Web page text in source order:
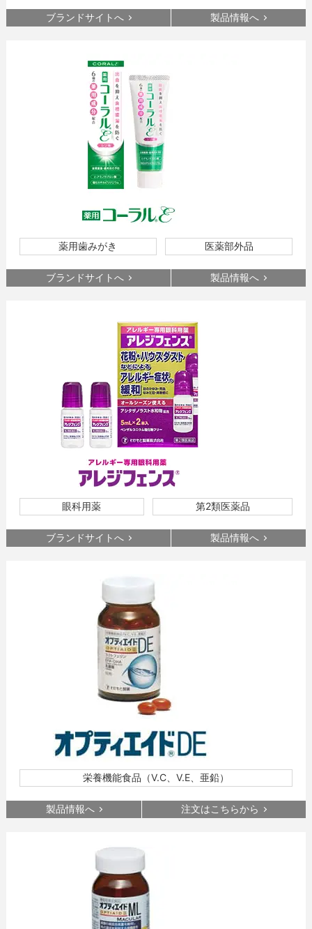
ブランドサイトへ 製品情報へ
薬用歯みがき 医薬部外品
ブランドサイトへ 製品情報へ
眼科用薬 第2類医薬品
ブランドサイトへ 製品情報へ
栄養機能食品（V.C、V.E、亜鉛）
製品情報へ 注文はこちらから